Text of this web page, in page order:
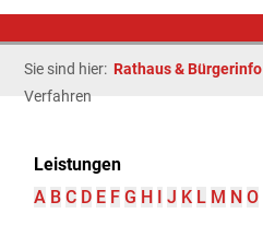
Sie sind hier: Rathaus & Bürgerinfo
Verfahren
Leistungen
A B C D E F G H I J K L M N O